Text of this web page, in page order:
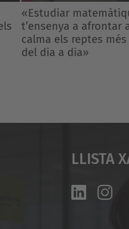
Llista